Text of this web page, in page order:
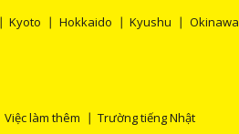
Kyoto Hokkaido Kyushu Okinawa
Việc làm thêm Trường tiếng Nhật